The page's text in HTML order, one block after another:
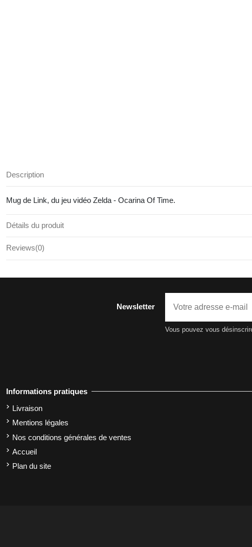
Description
Mug de Link, du jeu vidéo Zelda - Ocarina Of Time.
Détails du produit
Reviews(0)
Newsletter
Vous pouvez vous
Informations pratiques
Livraison
Mentions légales
Nos conditions générales de ventes
Accueil
Plan du site